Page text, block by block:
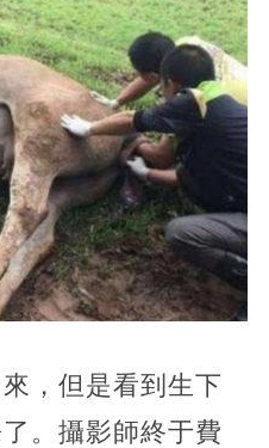
，但是看到生下
。攝影師終于費